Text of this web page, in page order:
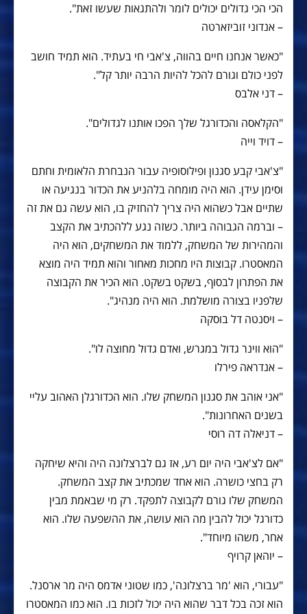
הכי הכי גדולים יכולים לומר ולהתגאות שעשו זאת".
– אנדוני זוביזארטה
"כאשר אנחנו חיים בהווה, צ'אבי חי בעתיד. הוא תמיד חושב
לפני כולם וגורם להכל להיות הרבה יותר קל".
– דני אלבס
"הקלאסה והכדורגל שלך הפכו אותנו לגדולים".
– דויד וייה
"צ'אבי קבע סגנון ופילוסופיה עבור הנבחרת הלאומית וחתם
וסימן עידן. הוא היה מומחה בלהניע את הכדור בנגיעה או
שתיים אבל כשהוא היה צריך להחזיק בו, הוא עשה גם את זה
– וברמה הגבוהה ביותר. כשזה נגע ללהכתיב את הקצב
והמהירות של המשחק, ללמוד את המשחקים, הוא היה
המאסטרו. קבוצות היו מחכות מאחור והוא תמיד היה מוצא
את הפתרון לבסוף, בשקט בשקט. הוא הכיר את הקבוצה
שלפניו בצורה מושלמת. הוא היה מנהיג".
– ויסנטה דל בוסקה
"הוא ווינר גדול במגרש, ואדם גדול מחוצה לו".
– אנדראה פירלו
"אני אוהב את סגנון המשחק שלו. הוא הכדורגלן האהוב עליי
בשנים האחרונות".
– דניאלה דה רוסי
"אם לצ'אבי היה יום רע, אז גם לברצלונה היה והיא שיחקה
רק בחצי כושרה. הוא אחד שמכתיב את קצב המשחק.
המשחק שלו גורם לקבוצה לתפקד. רק מי שבאמת מבין
כדורגל יכול להבין מה הוא עושה, את ההשפעה שלו. הוא
אחר, משהו מיוחד".
– יוהאן קרויף
"עבורי, הוא 'מר ברצלונה', כמו שטוני אדמס היה מר ארסנל.
הוא זכה בכל דבר שהוא היה יכול לזכות בו. הוא כמו המאסטרו